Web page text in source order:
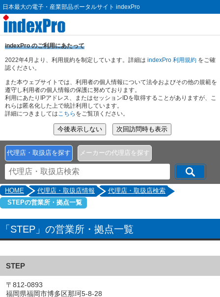
日本最大の電子・産業部品ポータルサイト indexPro
indexPro のご利用にあたって
2022年4月より、利用規約を制定しています。詳細は indexPro 利用規約 をご確
認ください。
また本ウェブサイトでは、利用者の個人情報について法令およびその他の規範を
遵守し利用者の個人情報の保護に努めております。
利用にあたりIPアドレス、またはセッションIDを取得することがありますが、こ
れらは匿名化した上で統計利用しています。
詳細につきましてはこちら をご覧頂ください。
代理店・取扱店を探す メーカーの代理店を探す
HOME 代理店・取扱店情報
代理店・取扱店検索
STEPの営業所・拠点一覧
「STEP」の営業所・拠点一覧
STEP
〒812-0893
福岡県福岡市博多区那珂5-8-28